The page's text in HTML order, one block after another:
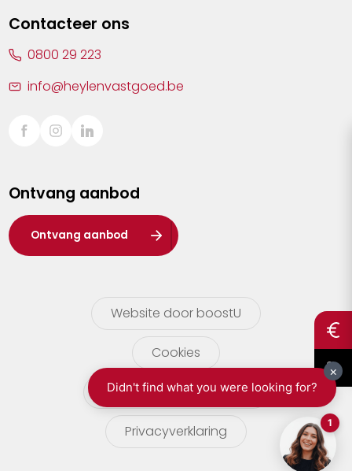
Sint-Truiden
Waasland
Wuustwezel
Zoersel
Contacteer ons
0800 29 223
info@heylenvastgoed.be
Ontvang aanbod
Ontvang aanbod
Website door boostU
Cookies
gebruikersvoorwaarden
Privacyverklaring